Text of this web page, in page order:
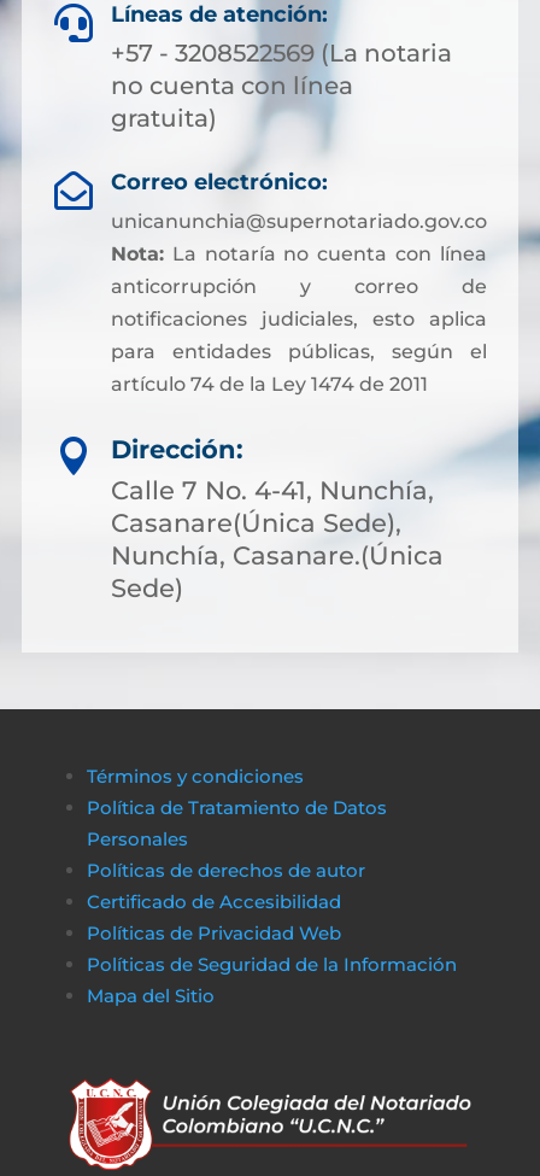
 Líneas de atención:
+57 - 3208522569 (La notaria
no cuenta con línea
gratuita)
 Correo electrónico:
unicanunchia@supernotariado.gov.co
Nota:La notaría no cuenta con línea
anticorrupción y correo de
notificaciones judiciales, esto aplica
para entidades públicas, según el
artículo 74 de la Ley 1474 de 2011

Dirección:
Calle 7 No. 4-41, Nunchía,
Casanare(Única Sede),
Nunchía, Casanare.(Única
Sede)
Términos y condiciones
Política de Tratamiento de Datos
Personales
Políticas de derechos de autor
Certificado de Accesibilidad
Políticas de Privacidad Web
Políticas de Seguridad de la Información
Mapa del Sitio